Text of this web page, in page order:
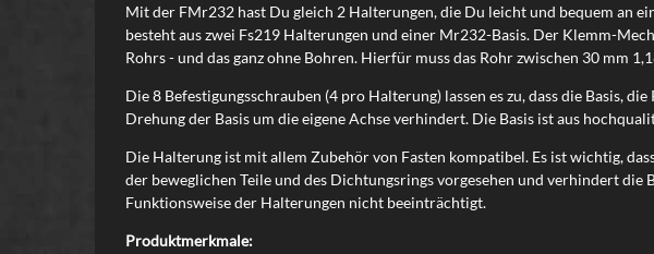
Mit der FMr232 hast Du gleich 2 Halterungen, die Du leicht und bequem an
besteht aus zwei Fs219 Halterungen und einer Mr232-Basis. Der Klemm-
Rohrs - und das ganz ohne Bohren. Hierfür muss das Rohr zwischen 30 mm
Die 8 Befestigungsschrauben (4 pro Halterung) lassen es zu, dass die Basis,
Drehung der Basis um die eigene Achse verhindert. Die Basis ist aus
Die Halterung ist mit allem Zubehör von Fasten kompatibel. Es ist wichtig,
der beweglichen Teile und des Dichtungsrings vorgesehen und verhindert
Funktionsweise der Halterungen nicht beeinträchtigt.
Produktmerkmale: